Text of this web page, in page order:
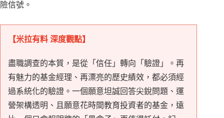
險信號。
【米拉有料 深度觀點】
盡職調查的本質，是從「信任」轉向「驗證」。再
有魅力的基金經理、再漂亮的歷史績效，都必須經
過系統化的驗證。一個願意坦誠回答尖銳問題、運
營架構透明、且願意花時間教育投資者的基金，遠